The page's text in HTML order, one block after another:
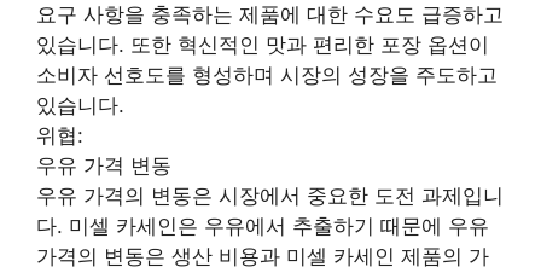
요구 사항을 충족하는 제품에 대한 수요도 급증하고
있습니다. 또한 혁신적인 맛과 편리한 포장 옵션이
소비자 선호도를 형성하며 시장의 성장을 주도하고
있습니다.
위협:
우유 가격 변동
우유 가격의 변동은 시장에서 중요한 도전 과제입니
다. 미셀 카세인은 우유에서 추출하기 때문에 우유
가격의 변동은 생산 비용과 미셀 카세인 제품의 가